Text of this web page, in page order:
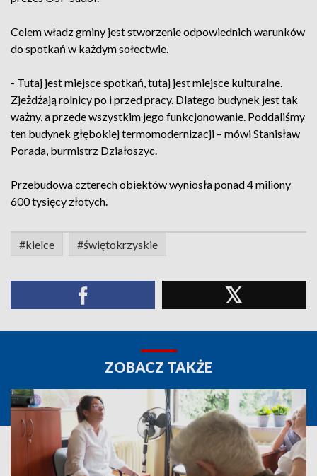
Celem władz gminy jest stworzenie odpowiednich warunków
do spotkań w każdym sołectwie.
- Tutaj jest miejsce spotkań, tutaj jest miejsce kulturalne.
Zjeżdżają rolnicy po i przed pracy. Dlatego budynek jest tak
ważny, a przede wszystkim jego funkcjonowanie. Poddaliśmy
ten budynek głębokiej termomodernizacji – mówi Stanisław
Porada, burmistrz Działoszyc.
Przebudowa czterech obiektów wyniosła ponad 4 miliony
600 tysięcy złotych.
#kielce #świętokrzyskie
ZOBACZ TAKŻE